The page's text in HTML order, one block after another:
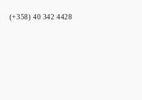
(+358) 40 342 4428